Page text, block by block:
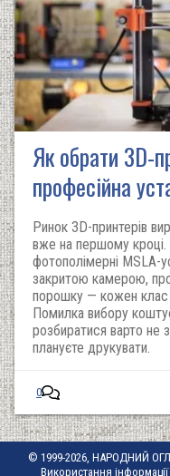
Як обрати 3D-
професійна
Ринок 3D-принтерів
вже на першому
фотополімерні MSLA-
закритою камерою,
порошку — кожен клас
Помилка вибору
розбиратися варто не
плануєте друкувати.
0
© 1999-2026, НАРОДНИЙ
Використання